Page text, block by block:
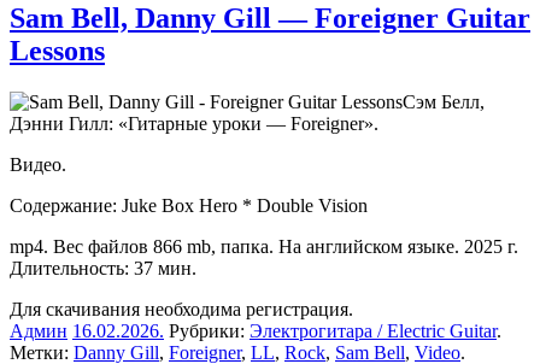
Sam Bell, Danny Gill — Foreigner Guitar
Lessons
Сэм Белл,
Дэнни Гилл: «Гитарные уроки — Foreigner».
Видео.
Содержание: Juke Box Hero * Double Vision
mp4. Вес файлов 866 mb, папка. На английском языке. 2025 г.
Длительность: 37 мин.
Для скачивания необходима регистрация.
Админ 16.02.2026. Рубрики: Электрогитара / Electric Guitar.
Метки: Danny Gill, Foreigner, LL, Rock, Sam Bell, Video.